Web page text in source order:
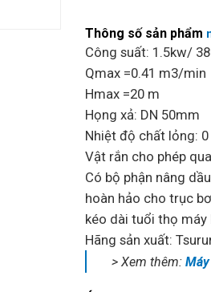
Thông số sản phẩm
Công suất: 1.5kw/
Qmax =0.41 m3/min
Hmax =20 m
Họng xả: DN 50mm
Nhiệt độ chất lỏng: 0
Vật rắn cho phép
Có bộ phận nâng
hoàn hảo cho trục
kéo dài tuổi thọ máy
Hãng sản xuất:
> Xem thêm: